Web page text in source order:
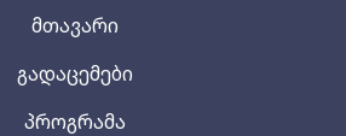
მთავარი
გადაცემები
პროგრამა